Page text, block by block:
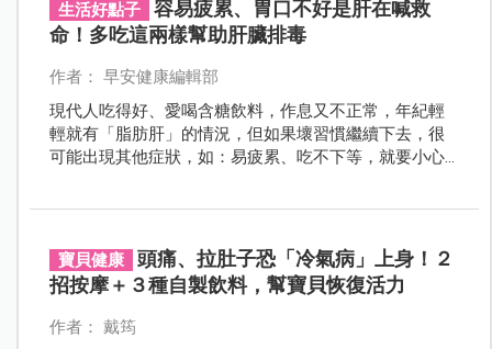
生活好點子
容易疲累、胃口不好是肝在喊救
命！多吃這兩樣幫助肝臟排毒
作者： 早安健康編輯部
現代人吃得好、愛喝含糖飲料，作息又不正常，年紀輕
輕就有「脂肪肝」的情況，但如果壞習慣繼續下去，很
可能出現其他症狀，如：易疲累、吃不下等，就要小心
寶貝健康
頭痛、拉肚子恐「冷氣病」上身！２
招按摩＋３種自製飲料，幫寶貝恢復活力
作者： 戴筠